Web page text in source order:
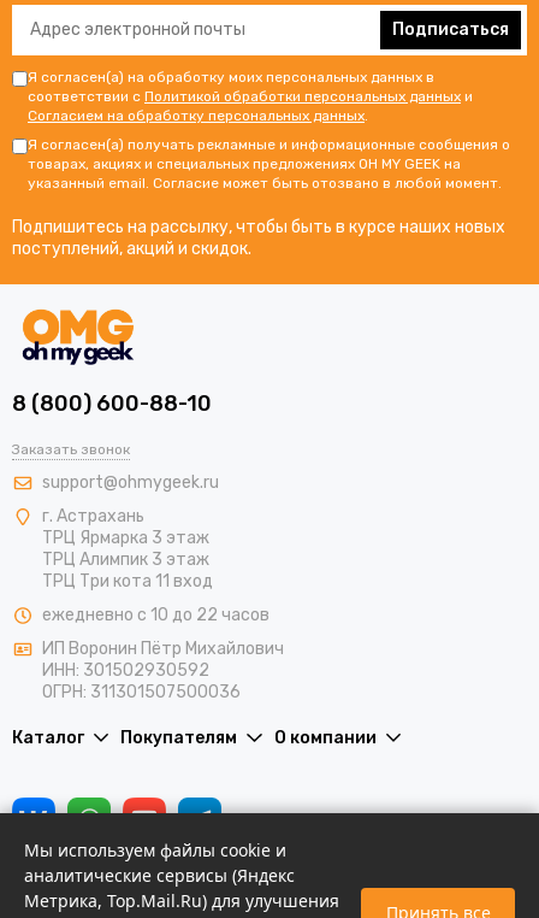
Подписаться
Я согласен(а) на обработку моих персональных данных в
соответствии с Политикой обработки персональных данных и
Согласием на обработку персональных данных.
Я согласен(а) получать рекламные и информационные сообщения о
товарах, акциях и специальных предложениях OH MY GEEK на
указанный email. Согласие может быть отозвано в любой момент.
Подпишитесь на рассылку, чтобы быть в курсе наших новых
поступлений, акций и скидок.
8 (800) 600-88-10
Заказать звонок
support@ohmygeek.ru
г. Астрахань
ТРЦ Ярмарка 3 этаж
ТРЦ Алимпик 3 этаж
ТРЦ Три кота 11 вход
ежедневно с 10 до 22 часов
ИП Воронин Пётр Михайлович
ИНН: 301502930592
ОГРН: 311301507500036
Каталог Покупателям О компании
Мы используем файлы cookie и
аналитические сервисы (Яндекс
Метрика, Top.Mail.Ru) для улучшения
Принять все